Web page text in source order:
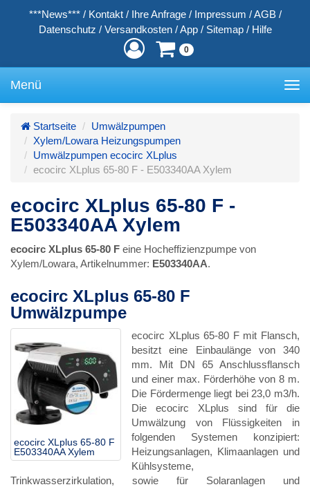
***News*** / Kontakt / Ihre Anfrage / Impressum / AGB /
Datenschutz / Versandkosten / App / Sitemap / Hilfe
0
Menü
Startseite
Umwälzpumpen
Xylem/Lowara Heizungspumpen
Umwälzpumpen ecocirc XLplus
ecocirc XLplus 65-80 F - E503340AA Xylem
ecocirc XLplus 65-80 F -
E503340AA Xylem
ecocirc XLplus 65-80 F eine Hocheffizienzpumpe von
Xylem/Lowara, Artikelnummer: E503340AA.
ecocirc XLplus 65-80 F
Umwälzpumpe
ecocirc XLplus 65-80 F
E503340AA Xylem
ecocirc XLplus 65-80 F mit Flansch,
besitzt eine Einbaulänge von 340
mm. Mit DN 65 Anschlussflansch
und einer max. Förderhöhe von 8 m.
Die Fördermenge liegt bei 23,0 m3/h.
Die ecocirc XLplus sind für die
Umwälzung von Flüssigkeiten in
folgenden Systemen konzipiert:
Heizungsanlagen, Klimaanlagen und
Kühlsysteme,
Trinkwasserzirkulation, sowie für Solaranlagen und